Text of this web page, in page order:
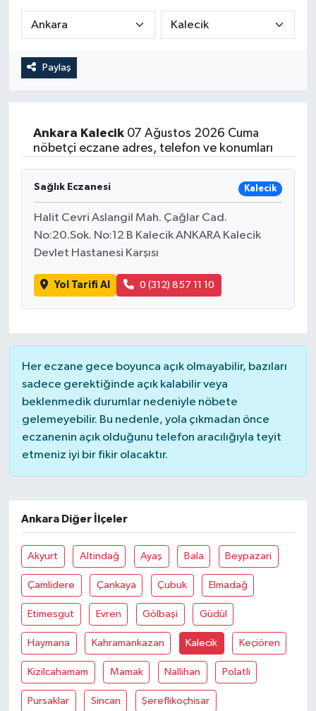
Paylaş
Ankara Kalecik07 Ağustos 2026 Cuma
nöbetçi eczane adres, telefon ve konumları
Sağlık Eczanesi Kalecik
Halit Cevri Aslangil Mah. Çağlar Cad.
No:20.Sok. No:12 B Kalecik ANKARA Kalecik
Devlet Hastanesi Karşısı
Yol Tarifi Al 0 (312) 857 11 10
Her eczane gece boyunca açık olmayabilir, bazıları
sadece gerektiğinde açık kalabilir veya
beklenmedik durumlar nedeniyle nöbete
gelemeyebilir. Bu nedenle, yola çıkmadan önce
eczanenin açık olduğunu telefon aracılığıyla teyit
etmeniz iyi bir fikir olacaktır.
Ankara Diğer İlçeler
Akyurt Altindağ Ayaş Bala Beypazari
Çamlidere Çankaya Çubuk Elmadağ
Etimesgut Evren Gölbaşi Güdül
Haymana Kahramankazan Kalecik Keçiören
Kizilcahamam Mamak Nallihan Polatli
Pursaklar Sincan Şereflikoçhisar